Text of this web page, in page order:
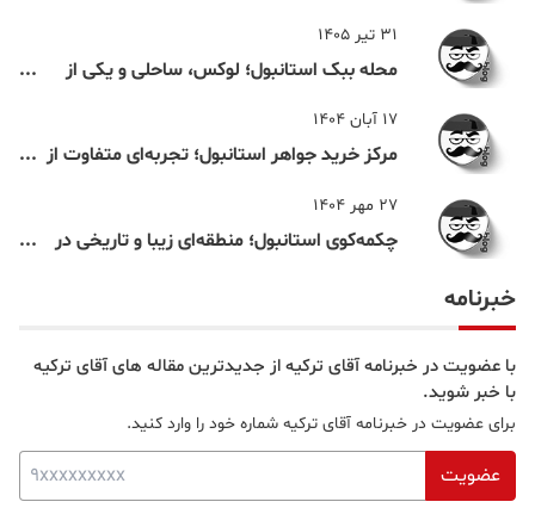
31 تیر 1405
محله ببک استانبول؛ لوکس، ساحلی و یکی از
17 آبان 1404
مرکز خرید جواهر استانبول؛ تجربه‌ای متفاوت از
27 مهر 1404
چکمه‌کوی استانبول؛ منطقه‌ای زیبا و تاریخی در
خبرنامه
با عضویت در خبرنامه آقای ترکیه از جدیدترین مقاله های آقای ترکیه
با خبر شوید.
برای عضویت در خبرنامه آقای ترکیه شماره خود را وارد کنید.
عضویت